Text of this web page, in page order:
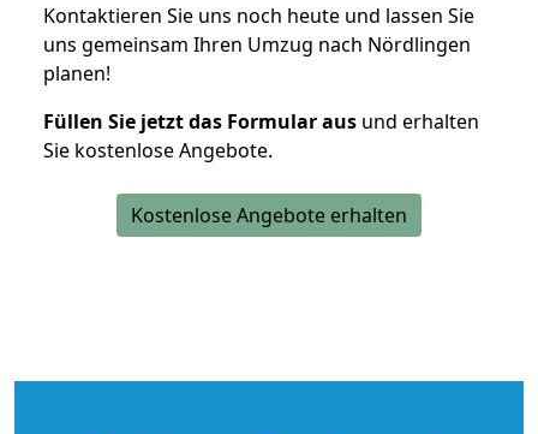
Kontaktieren Sie uns noch heute und lassen Sie
uns gemeinsam Ihren Umzug nach Nördlingen
planen!
Füllen Sie jetzt das Formular aus und erhalten
Sie kostenlose Angebote.
Kostenlose Angebote erhalten